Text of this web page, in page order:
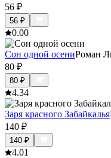
56 ₽
56 ₽
0.00
Сон одной осениРоман
80 ₽
80 ₽
4.34
Заря красного Забайкалья
140 ₽
140 ₽
4.01